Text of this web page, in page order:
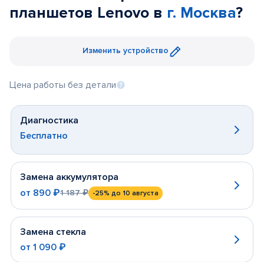
планшетов Lenovo в г. Москва?
Изменить устройство
Цена работы без детали
Диагностика
Бесплатно
Замена аккумулятора
от 890 ₽1 187 ₽ -25% до 10 августа
Замена стекла
от 1 090 ₽